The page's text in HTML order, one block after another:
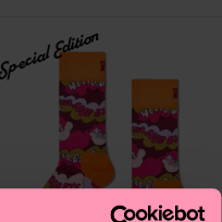
Special Edition